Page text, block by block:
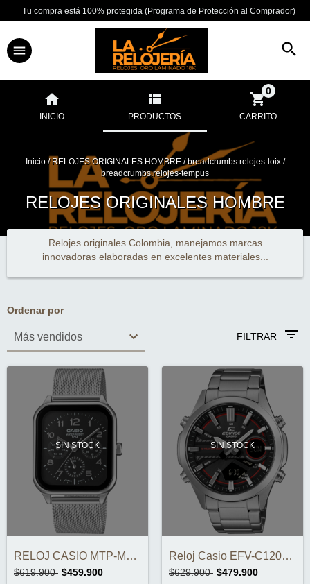
Tu compra está 100% protegida (Programa de Protección al Comprador)
INICIO PRODUCTOS CARRITO
0
Inicio / RELOJES ORIGINALES HOMBRE / breadcrumbs.relojes-loix /
breadcrumbs.relojes-tempus
RELOJES ORIGINALES HOMBRE
Relojes originales Colombia, manejamos marcas
innovadoras elaboradas en excelentes materiales...
Ordenar por
FILTRAR
SIN STOCK
RELOJ CASIO MTP-M306M-1AVDF ORIGINAL
$619.900 $459.900
SIN STOCK
Reloj Casio EFV-C120D-1A4DF
$629.900 $479.900